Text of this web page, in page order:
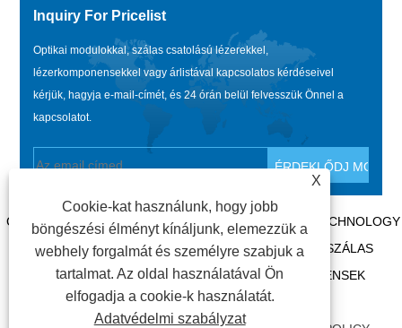
Inquiry For Pricelist
Optikai modulokkal, szálas csatolású lézerekkel,
lézerkomponensekkel vagy árlistával kapcsolatos kérdéseivel
kérjük, hagyja e-mail-címét, és 24 órán belül felvesszük Önnel a
kapcsolatot.
COPYRIGHT @ 2020 SHENZHEN BOX OPTRONICS TECHNOLOGY
CO., LTD. – KÍNA SZÁLOPTIKAI MODULOK, ÜVEGSZÁLAS
CSATOLÁSÚ LÉZERGYÁRTÓK, LÉZERKOMPONENSEK
BESZÁLLÍTÓI. MINDEN JOG FENNTARTVA.
X
Cookie-kat használunk, hogy jobb
böngészési élményt kínáljunk, elemezzük a
webhely forgalmát és személyre szabjuk a
tartalmat. Az oldal használatával Ön
elfogadja a cookie-k használatát.
Adatvédelmi szabályzat